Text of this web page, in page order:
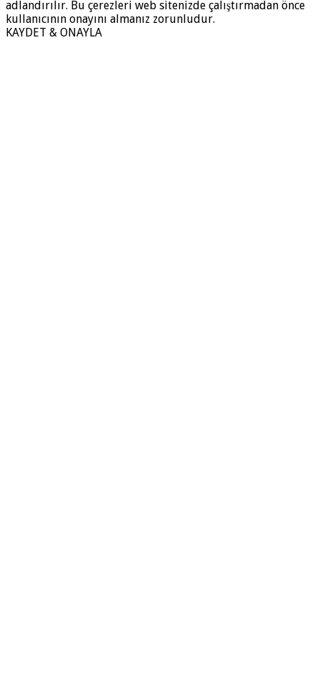
adlandırılır. Bu çerezleri web sitenizde çalıştırmadan önce
kullanıcının onayını almanız zorunludur.
KAYDET & ONAYLA